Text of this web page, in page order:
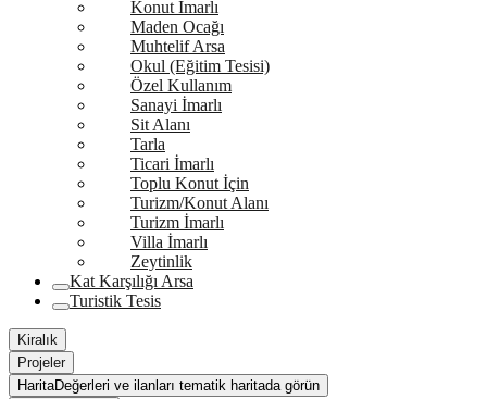
Konut İmarlı
Maden Ocağı
Muhtelif Arsa
Okul (Eğitim Tesisi)
Özel Kullanım
Sanayi İmarlı
Sit Alanı
Tarla
Ticari İmarlı
Toplu Konut İçin
Turizm/Konut Alanı
Turizm İmarlı
Villa İmarlı
Zeytinlik
Kat Karşılığı Arsa
Turistik Tesis
Kiralık
Projeler
HaritaDeğerleri ve ilanları tematik haritada görün